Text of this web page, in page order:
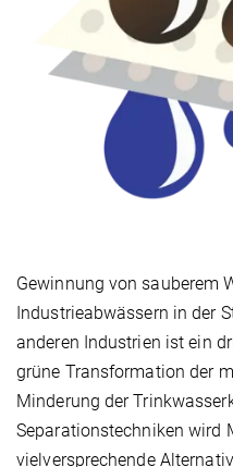
Gewinnung von sauberem
Industrieabwässern in der
anderen Industrien ist ein
grüne Transformation der
Minderung der
Separationstechniken wird
vielversprechende